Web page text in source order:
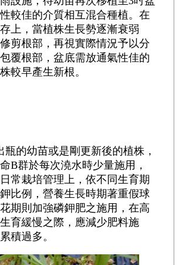
較佳的介質相互混合種植。在
上，當植株生長勢逐漸衰弱
剪根部，再視實際情況予以分
覆根部，盆底需放通氣性佳的
較早產生新根。
幼苗或是剛更新後的植株，
B群於每次澆水時少量施用，
常栽培管理上，依不同生育期
比例，營養生長時期著重假球
期則加強磷鉀肥之施用，在高
育緩慢之際，應減少肥料施
積過多。